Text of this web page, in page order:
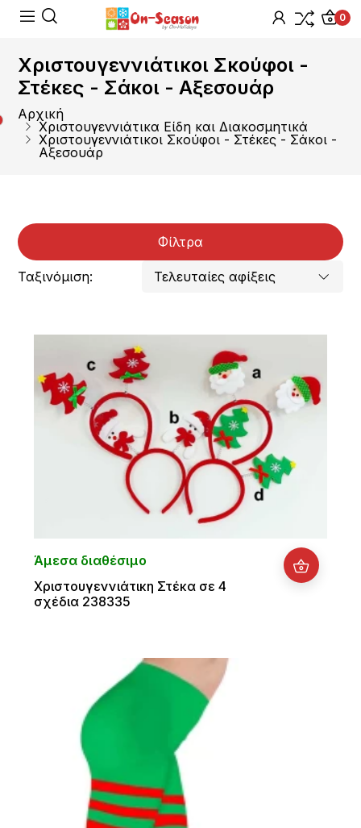
0
Χριστουγεννιάτικοι Σκούφοι -
Στέκες - Σάκοι - Αξεσουάρ
Αρχική
Χριστουγεννιάτικα Είδη και Διακοσμητικά
Χριστουγεννιάτικοι Σκούφοι - Στέκες - Σάκοι -
Αξεσουάρ
Φίλτρα
Ταξινόμιση:
Άμεσα διαθέσιμο
Χριστουγεννιάτικη Στέκα σε 4
σχέδια 238335